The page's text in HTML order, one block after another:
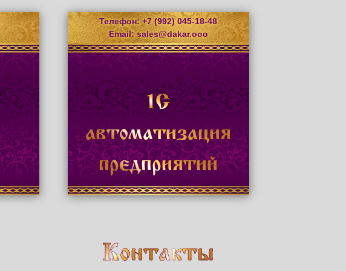
1С
автоматизация
предприятий
Телефон: +7 (992) 045-18-48
Email:sales@dakar.ooo